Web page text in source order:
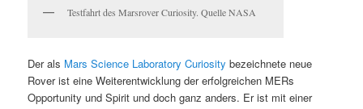
Testfahrt des Marsrover Curiosity. Quelle NASA
Der als Mars Science Laboratory Curiositybezeichnete neue
Rover ist eine Weiterentwicklung der erfolgreichen MERs
Opportunity und Spirit und doch ganz anders. Er ist mit einer